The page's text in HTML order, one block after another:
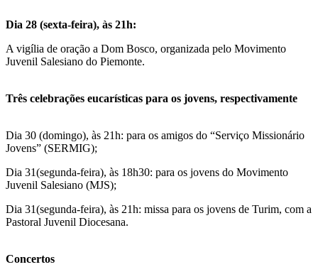
Dia 28 (sexta-feira), às 21h:
A vigília de oração a Dom Bosco, organizada pelo Movimento
Juvenil Salesiano do Piemonte.
Três celebrações eucarísticas para os jovens, respectivamente
Dia 30 (domingo), às 21h: para os amigos do “Serviço Missionário
Jovens” (SERMIG);
Dia 31(segunda-feira), às 18h30: para os jovens do Movimento
Juvenil Salesiano (MJS);
Dia 31(segunda-feira), às 21h: missa para os jovens de Turim, com a
Pastoral Juvenil Diocesana.
Concertos